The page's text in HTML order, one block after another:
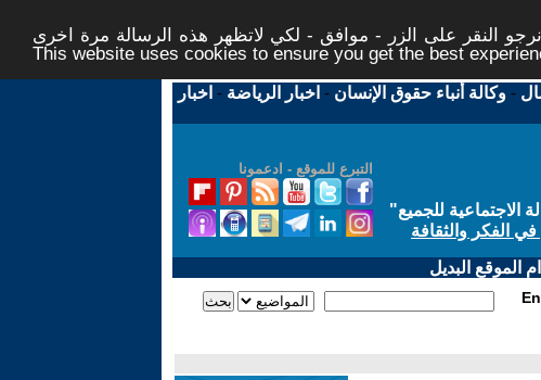
النقر على الزر - موافق - لكي لاتظهر هذه الرسالة مرة اخرى -
This website uses cookies to ensure you get the best
-وكالة أنباء حقوق الإنسان - اخبار الرياضة - اخبار
التبرع للموقع - ادعمونا
للجميع"
الفكر والثقافة
الموقع البديل